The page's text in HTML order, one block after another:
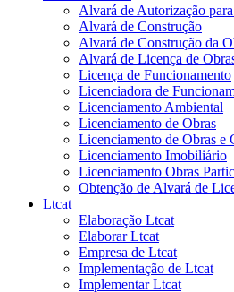
Alvará de Autorização
Alvará de Construção
Alvará de Construção da
Alvará de Licença de
Licença de Funcionamento
Licenciadora de
Licenciamento Ambiental
Licenciamento de Obras
Licenciamento de Obras e
Licenciamento Imobiliário
Licenciamento Obras
Obtenção de Alvará de
Ltcat
Elaboração Ltcat
Elaborar Ltcat
Empresa de Ltcat
Implementação de Ltcat
Implementar Ltcat